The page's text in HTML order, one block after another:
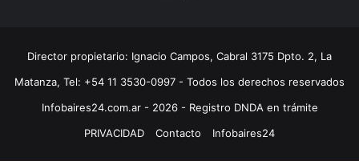
Director propietario: Ignacio Campos, Cabral 3175 Dpto. 2, La
Matanza, Tel: +54 11 3530-0997 - Todos los derechos reservados
Infobaires24.com.ar - 2026 - Registro DNDA en trámite
PRIVACIDAD
Contacto Infobaires24